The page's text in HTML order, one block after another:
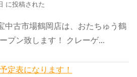
に投稿された
中古市場鶴岡店は、おたちゅう鶴
プン致します！ クレーゲ...
定表になります！